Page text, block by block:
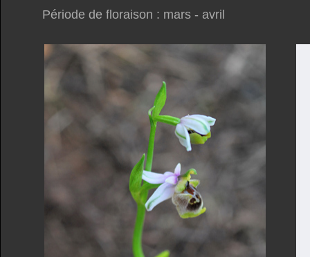
Période de floraison : mars - avril